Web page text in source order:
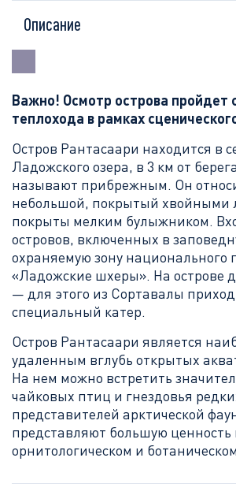
Описание
Важно! Осмотр острова пройдет
теплохода в рамках
Остров Рантасаари находится в
Ладожского озера, в 3 км от
называют прибрежным. Он
небольшой, покрытый хвойными
покрыты мелким булыжником.
островов, включенных в
охраняемую зону национального
«Ладожские шхеры». На острове
— для этого из Сортавалы
специальный катер.
Остров Рантасаари является
удаленным вглубь открытых
На нем можно встретить
чайковых птиц и гнездовья
представителей арктической
представляют большую ценность
орнитологическом и